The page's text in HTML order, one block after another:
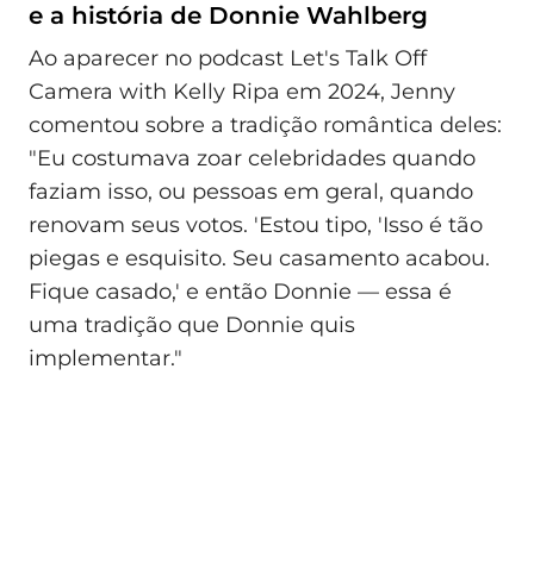
e a história de Donnie Wahlberg
Ao aparecer no podcast Let's Talk Off
Camera with Kelly Ripa em 2024, Jenny
comentou sobre a tradição romântica deles:
"Eu costumava zoar celebridades quando
faziam isso, ou pessoas em geral, quando
renovam seus votos. 'Estou tipo, 'Isso é tão
piegas e esquisito. Seu casamento acabou.
Fique casado,' e então Donnie — essa é
uma tradição que Donnie quis
implementar."